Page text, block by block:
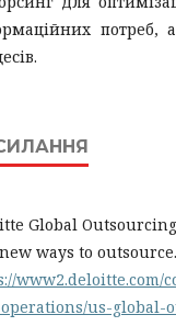
потреб,
Global
ways to outsource.
www2.deloitte.com/
us-global-